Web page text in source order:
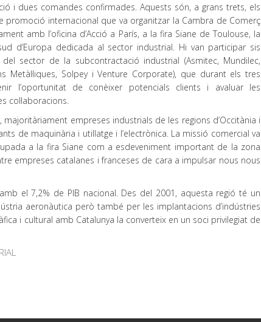
i dues comandes confirmades. Aquests són, a grans trets, els
promoció internacional que va organitzar la Cambra de Comerç
amb l’oficina d’Acció a París, a la fira Siane de Toulouse, la
d’Europa dedicada al sector industrial. Hi van participar sis
sector de la subcontractació industrial (Asmitec, Mundilec,
Metàl·liques, Solpey i Venture Corporate), que durant els tres
l’oportunitat de conèixer potencials clients i avaluar les
col·laboracions.
empreses industrials de les regions d’Occitània i
de maquinària i utillatge i l’electrònica. La missió comercial va
a la fira Siane com a esdeveniment important de la zona
empreses catalanes i franceses de cara a impulsar nous nous
el 7,2% de PIB nacional. Des del 2001, aquesta regió té un
aeronàutica però també per les implantacions d’indústries
i cultural amb Catalunya la converteix en un soci privilegiat de